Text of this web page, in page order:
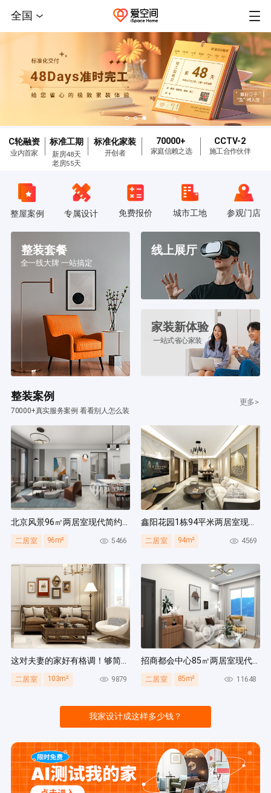
全国
C轮融资
业内首家
标准工期
新房48天
老房55天
标准化家装
开创者
70000+
家庭信赖之选
CCTV-2
施工合作伙伴
整屋案例 专属设计 免费报价 城市工地 参观门店
整装套餐
全一线大牌 一站搞定
线上展厅
家装新体验
一站式省心家装
整装案例
70000+真实服务案例 看看别人怎么装
更多>
北京风景96㎡两居室现代简约风装修案例
二居室 96m² 5466
鑫阳花园1栋94平米两居室现代简约风装修案例
二居室 94m² 4569
这对夫妻的家好有格调！够简洁还复古，好打扫卫生太贴心~
二居室 103m² 9879
招商都会中心85㎡两居室现代简约风装修案例
二居室 85m² 11648
我家设计成这样多少钱？